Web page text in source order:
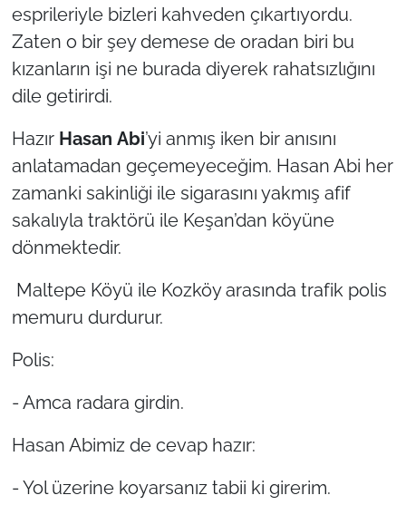
esprileriyle bizleri kahveden çıkartıyordu.
Zaten o bir şey demese de oradan biri bu
kızanların işi ne burada diyerek rahatsızlığını
dile getirirdi.
Hazır Hasan Abi’yi anmış iken bir anısını
anlatamadan geçemeyeceğim. Hasan Abi her
zamanki sakinliği ile sigarasını yakmış afif
sakalıyla traktörü ile Keşan’dan köyüne
dönmektedir.
Maltepe Köyü ile Kozköy arasında trafik polis
memuru durdurur.
Polis:
- Amca radara girdin.
Hasan Abimiz de cevap hazır:
- Yol üzerine koyarsanız tabii ki girerim.